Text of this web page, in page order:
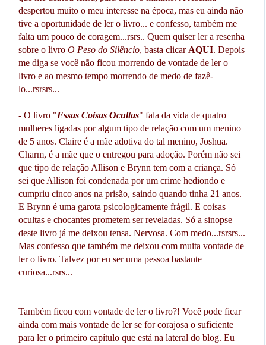
despertou muito o meu interesse na época, mas eu ainda não
tive a oportunidade de ler o livro... e confesso, também me
falta um pouco de coragem...rsrs.. Quem quiser ler a resenha
sobre o livro O Peso do Silêncio, basta clicar AQUI. Depois
me diga se você não ficou morrendo de vontade de ler o
livro e ao mesmo tempo morrendo de medo de fazê-
lo...rsrsrs...
- O livro "Essas Coisas Ocultas" fala da vida de quatro
mulheres ligadas por algum tipo de relação com um menino
de 5 anos. Claire é a mãe adotiva do tal menino, Joshua.
Charm, é a mãe que o entregou para adoção. Porém não sei
que tipo de relação Allison e Brynn tem com a criança. Só
sei que Allison foi condenada por um crime hediondo e
cumpriu cinco anos na prisão, saindo quando tinha 21 anos.
E Brynn é uma garota psicologicamente frágil. E coisas
ocultas e chocantes prometem ser reveladas. Só a sinopse
deste livro já me deixou tensa. Nervosa. Com medo...rsrsrs...
Mas confesso que também me deixou com muita vontade de
ler o livro. Talvez por eu ser uma pessoa bastante
curiosa...rsrs...
Também ficou com vontade de ler o livro?! Você pode ficar
ainda com mais vontade de ler se for corajosa o suficiente
para ler o primeiro capítulo que está na lateral do blog. Eu